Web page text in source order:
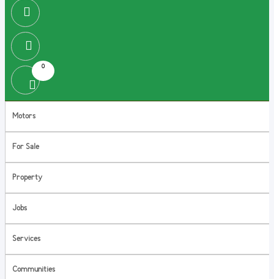
0
Motors
For Sale
Property
Jobs
Services
Communities